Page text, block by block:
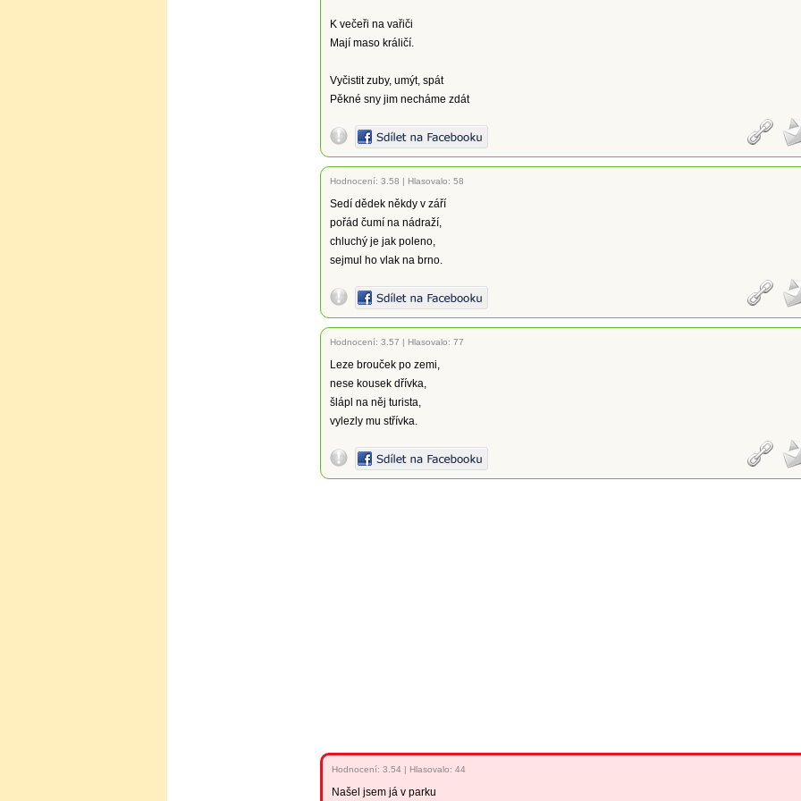
K večeři na vařiči
Mají maso králičí.
Vyčistit zuby, umýt, spát
Pěkné sny jim necháme zdát
Hodnocení: 3.58 | Hlasovalo: 58
Sedí dědek někdy v září
pořád čumí na nádraží,
chluchý je jak poleno,
sejmul ho vlak na brno.
Hodnocení: 3.57 | Hlasovalo: 77
Leze brouček po zemi,
nese kousek dřívka,
šlápl na něj turista,
vylezly mu střívka.
Hodnocení: 3.54 | Hlasovalo: 44
Našel jsem já v parku